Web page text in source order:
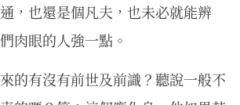
，也還是個凡夫，也未必就能辨
肉眼的人強一點。
的有沒有前世及前識？聽說一般不